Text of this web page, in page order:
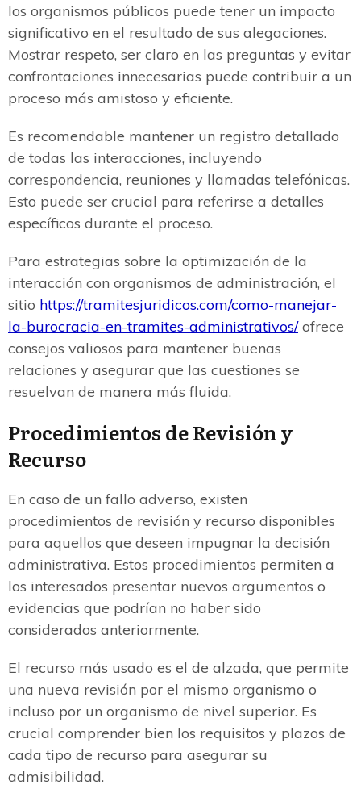
los organismos públicos puede tener un impacto
significativo en el resultado de sus alegaciones.
Mostrar respeto, ser claro en las preguntas y evitar
confrontaciones innecesarias puede contribuir a un
proceso más amistoso y eficiente.
Es recomendable mantener un registro detallado
de todas las interacciones, incluyendo
correspondencia, reuniones y llamadas telefónicas.
Esto puede ser crucial para referirse a detalles
específicos durante el proceso.
Para estrategias sobre la optimización de la
interacción con organismos de administración, el
sitio https://tramitesjuridicos.com/como-manejar-
la-burocracia-en-tramites-administrativos/ofrece
consejos valiosos para mantener buenas
relaciones y asegurar que las cuestiones se
resuelvan de manera más fluida.
Procedimientos de Revisión y
Recurso
En caso de un fallo adverso, existen
procedimientos de revisión y recurso disponibles
para aquellos que deseen impugnar la decisión
administrativa. Estos procedimientos permiten a
los interesados presentar nuevos argumentos o
evidencias que podrían no haber sido
considerados anteriormente.
El recurso más usado es el de alzada, que permite
una nueva revisión por el mismo organismo o
incluso por un organismo de nivel superior. Es
crucial comprender bien los requisitos y plazos de
cada tipo de recurso para asegurar su
admisibilidad.